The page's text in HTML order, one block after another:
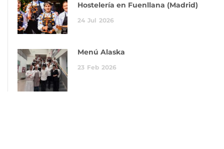
Hostelería en Fuenllana (Madrid)
24 Jul 2026
Menú Alaska
23 Feb 2026